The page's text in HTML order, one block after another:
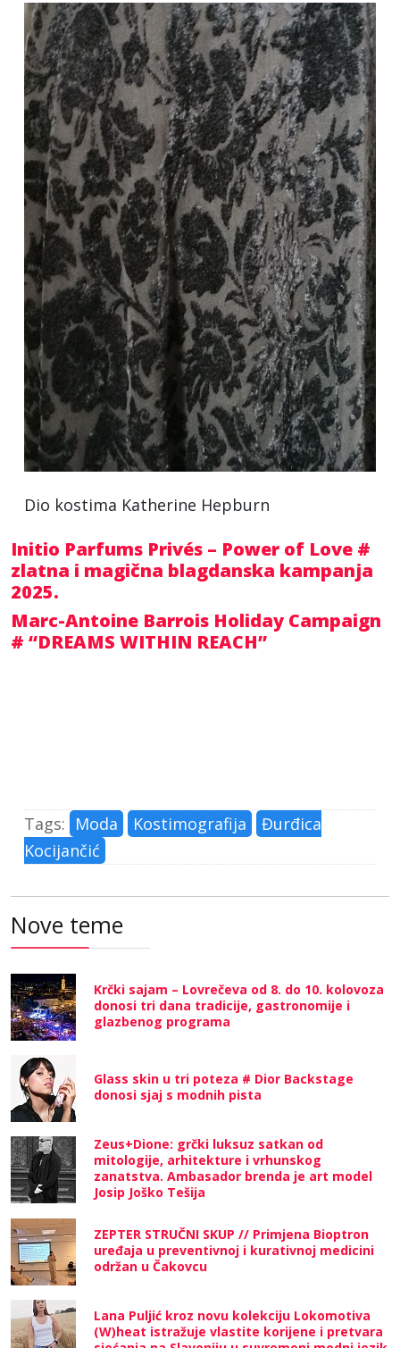
Dio kostima Katherine Hepburn
Initio Parfums Privés – Power of Love #
zlatna i magična blagdanska kampanja
2025.
Marc-Antoine Barrois Holiday Campaign
# “DREAMS WITHIN REACH”
Tags: Moda Kostimografija
Đurđica
Kocijančić
Nove teme
Krčki sajam – Lovrečeva od 8. do 10. kolovoza
donosi tri dana tradicije, gastronomije i
glazbenog programa
Glass skin u tri poteza # Dior Backstage
donosi sjaj s modnih pista
Zeus+Dione: grčki luksuz satkan od
mitologije, arhitekture i vrhunskog
zanatstva. Ambasador brenda je art model
Josip Joško Tešija
ZEPTER STRUČNI SKUP // Primjena Bioptron
uređaja u preventivnoj i kurativnoj medicini
održan u Čakovcu
Lana Puljić kroz novu kolekciju Lokomotiva
(W)heat istražuje vlastite korijene i pretvara